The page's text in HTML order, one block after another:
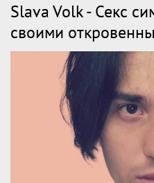
Slava Volk - Секс
своими